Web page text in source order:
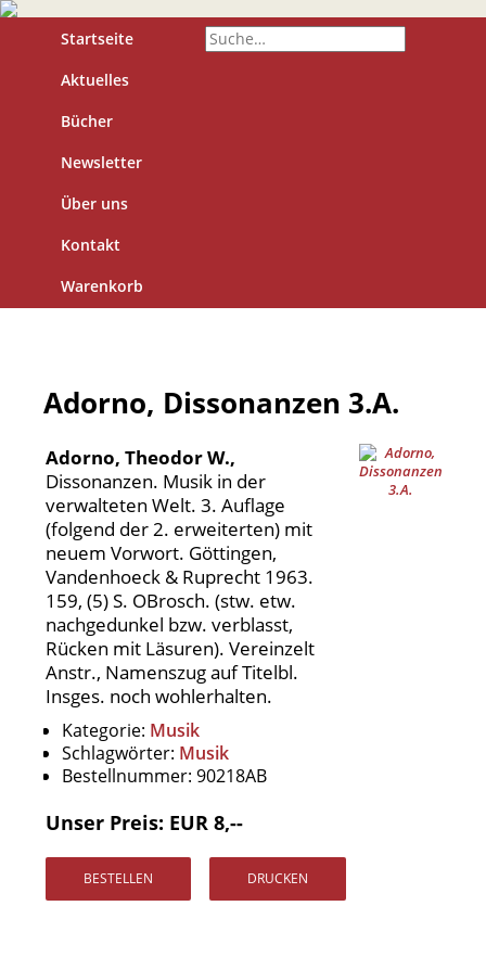
Startseite
Aktuelles
Bücher
Newsletter
Über uns
Kontakt
Warenkorb
Adorno, Dissonanzen 3.A.
Adorno, Theodor W.,
Dissonanzen. Musik in der
verwalteten Welt. 3. Auflage
(folgend der 2. erweiterten) mit
neuem Vorwort. Göttingen,
Vandenhoeck & Ruprecht 1963.
159, (5) S. OBrosch. (stw. etw.
nachgedunkel bzw. verblasst,
Rücken mit Läsuren). Vereinzelt
Anstr., Namenszug auf Titelbl.
Insges. noch wohlerhalten.
Kategorie: Musik
Schlagwörter: Musik
Bestellnummer: 90218AB
Unser Preis: EUR 8,--